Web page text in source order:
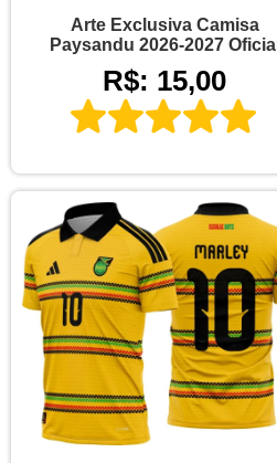
Arte Exclusiva Camisa
Paysandu 2026-2027 Oficial
R$: 15,00